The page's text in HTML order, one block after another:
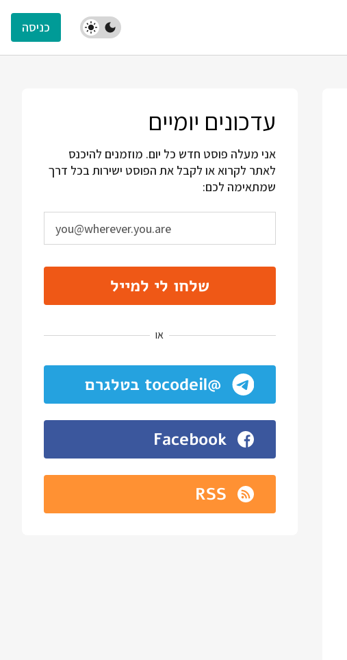
כניסה
עדכונים יומיים
אני מעלה פוסט חדש כל יום. מוזמנים להיכנס
לאתר לקרוא או לקבל את הפוסט ישירות בכל דרך
שמתאימה לכם:
שלחו לי למייל
או
@tocodeil בטלגרם
Facebook
RSS